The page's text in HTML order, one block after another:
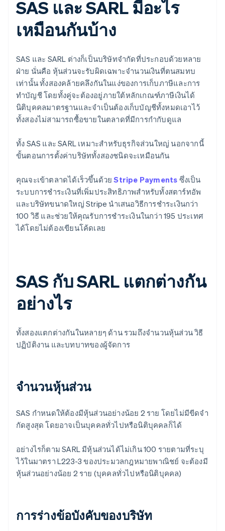
SAS และ SARL มีอะไร
เหมือนกันบ้าง
SAS และ SARL ต่างก็เป็นบริษัทจํากัดที่ประกอบด้วยหลาย
ฝ่าย นั่นคือ หุ้นส่วนจะรับผิดเฉพาะจํานวนเงินที่ตนสมทบ
เท่านั้น ทั้งสองคล้ายคลึงกันในแง่ของการเก็บภาษีและการ
ทำบัญชี โดยทั้งคู่จะต้องอยู่ภายใต้หลักเกณฑ์ภาษีเงินได้
นิติบุคคลมาตรฐานและจําเป็นต้องเก็บบัญชีทั้งหมดเอาไว้
ทั้งสองไม่สามารถซื้อขายในตลาดที่มีการกํากับดูแล
ทั้ง SAS และ SARL เหมาะสําหรับธุรกิจส่วนใหญ่ นอกจากนี้
ขั้นตอนการตั้งค่าบริษัททั้งสองชนิดจะเหมือนกัน
คุณจะเข้าตลาดได้เร็วขึ้นด้วยStripe Payments ซึ่งเป็น
ระบบการชําระเงินที่เพิ่มประสิทธิภาพสําหรับทั้งสตาร์ทอัพ
และบริษัทขนาดใหญ่ Stripe นําเสนอวิธีการชําระเงินกว่า
100 วิธี และช่วยให้คุณรับการชําระเงินในกว่า 195 ประเทศ
ได้โดยไม่ต้องเขียนโค้ดเลย
SAS กับ SARL แตกต่างกัน
อย่างไร
ทั้งสองแตกต่างกันในหลายๆ ด้าน รวมถึงจํานวนหุ้นส่วน วิธี
ปฏิบัติงาน และบทบาทของผู้จัดการ
จํานวนหุ้นส่วน
SAS กําหนดให้ต้องมีหุ้นส่วนอย่างน้อย 2 ราย โดยไม่มีขีดจํา
กัดสูงสุด โดยอาจเป็นบุคคลทั่วไปหรือนิติบุคคลก็ได้
อย่างไรก็ตาม SARL มีหุ้นส่วนได้ไม่เกิน 100 รายตามที่ระบุ
ไว้ในมาตรา L223-3 ของประมวลกฎหมายพาณิชย์ จะต้องมี
หุ้นส่วนอย่างน้อย 2 ราย (บุคคลทั่วไปหรือนิติบุคคล)
การร่างข้อบังคับของบริษัท